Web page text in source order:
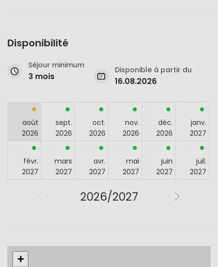
Disponibilité
Séjour minimum
3 mois
Disponible à partir du
16.08.2026
août
2026
sept.
2026
oct.
2026
nov.
2026
déc.
2026
janv.
2027
févr.
2027
mars
2027
avr.
2027
mai
2027
juin
2027
juil.
2027
2026/2027
+